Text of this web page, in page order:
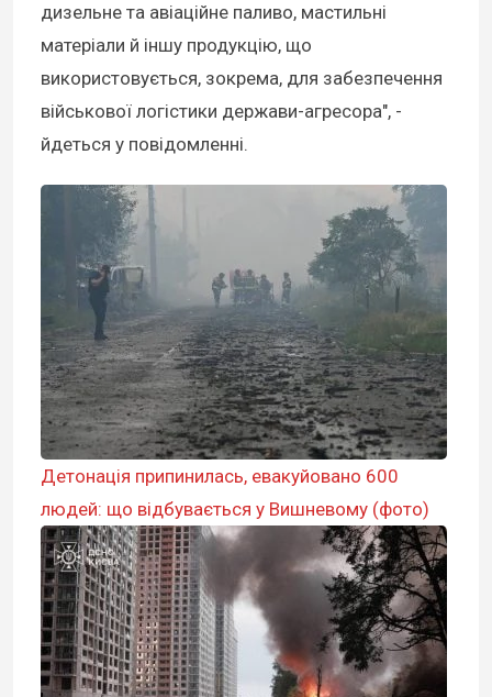
дизельне та авіаційне паливо, мастильні
матеріали й іншу продукцію, що
використовується, зокрема, для забезпечення
військової логістики держави-агресора", -
йдеться у повідомленні.
Детонація припинилась, евакуйовано 600
людей: що відбувається у Вишневому (фото)